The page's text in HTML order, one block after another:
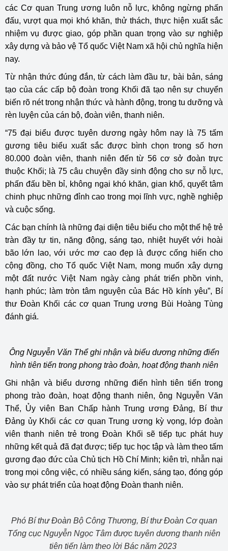
các Cơ quan Trung ương luôn nỗ lực, không ngừng phấn
đấu, vượt qua mọi khó khăn, thử thách, thực hiện xuất sắc
nhiệm vụ được giao, góp phần quan trọng vào sự nghiệp
xây dựng và bảo vệ Tổ quốc Việt Nam xã hội chủ nghĩa hiện
nay.
Từ nhận thức đúng đắn, từ cách làm đầu tư, bài bản, sáng
tạo của các cấp bộ đoàn trong Khối đã tạo nên sự chuyển
biến rõ nét trong nhận thức và hành động, trong tu dưỡng và
rèn luyện của cán bộ, đoàn viên, thanh niên.
“75 đại biểu được tuyên dương ngày hôm nay là 75 tấm
gương tiêu biểu xuất sắc được bình chọn trong số hơn
80.000 đoàn viên, thanh niên đến từ 56 cơ sở đoàn trực
thuộc Khối; là 75 câu chuyện đầy sinh động cho sự nỗ lực,
phấn đấu bền bỉ, không ngại khó khăn, gian khổ, quyết tâm
chinh phục những đỉnh cao trong mọi lĩnh vực, nghề nghiệp
và cuộc sống.
Các bạn chính là những đại diện tiêu biểu cho một thế hệ trẻ
tràn đầy tự tin, năng động, sáng tạo, nhiệt huyết với hoài
bão lớn lao, với ước mơ cao đẹp là được cống hiến cho
cộng đồng, cho Tổ quốc Việt Nam, mong muốn xây dựng
một đất nước Việt Nam ngày càng phát triển phồn vinh,
hạnh phúc; làm tròn tâm nguyện của Bác Hồ kính yêu”, Bí
thư Đoàn Khối các cơ quan Trung ương Bùi Hoàng Tùng
đánh giá.
Ông Nguyễn Văn Thể ghi nhận và biểu dương những điển
hình tiên tiến trong phong trào đoàn, hoạt động thanh niên
Ghi nhận và biểu dương những điển hình tiên tiến trong
phong trào đoàn, hoạt động thanh niên, ông Nguyễn Văn
Thể, Ủy viên Ban Chấp hành Trung ương Đảng, Bí thư
Đảng ủy Khối các cơ quan Trung ương kỳ vọng, lớp đoàn
viên thanh niên trẻ trong Đoàn Khối sẽ tiếp tục phát huy
những kết quả đã đạt được; tiếp tục học tập và làm theo tấm
gương đạo đức của Chủ tịch Hồ Chí Minh; kiên trì, nhẫn nại
trong mọi công việc, có nhiều sáng kiến, sáng tạo, đóng góp
vào sự phát triển của hoạt động Đoàn thanh niên.
Phó Bí thư Đoàn Bộ Công Thương, Bí thư Đoàn Cơ quan
Tổng cục Nguyễn Ngọc Tâm được tuyên dương thanh niên
tiên tiến làm theo lời Bác năm 2023